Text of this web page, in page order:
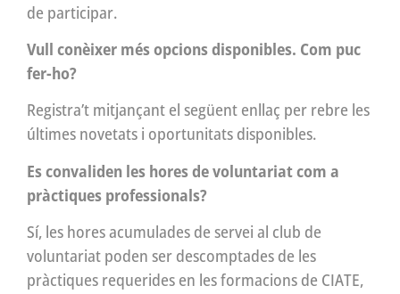
de participar.
Vull conèixer més opcions disponibles. Com puc
fer-ho?
Registra’t mitjançant el següent enllaç per rebre les
últimes novetats i oportunitats disponibles.
Es convaliden les hores de voluntariat com a
pràctiques professionals?
Sí, les hores acumulades de servei al club de
voluntariat poden ser descomptades de les
pràctiques requerides en les formacions de CIATE,